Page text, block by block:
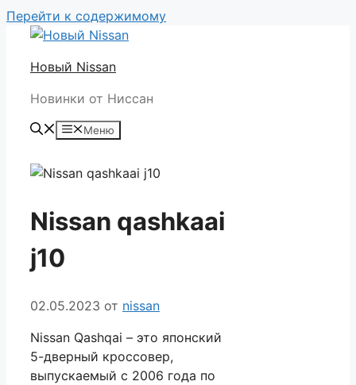
Перейти к содержимому
Новый Nissan
Новинки от Ниссан
Меню
Nissan qashkaai
j10
02.05.2023 от nissan
Nissan Qashqai – это японский
5-дверный кроссовер,
выпускаемый с 2006 года по